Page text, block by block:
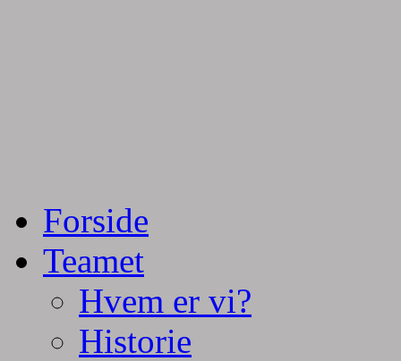
Forside
Teamet
Hvem er vi?
Historie